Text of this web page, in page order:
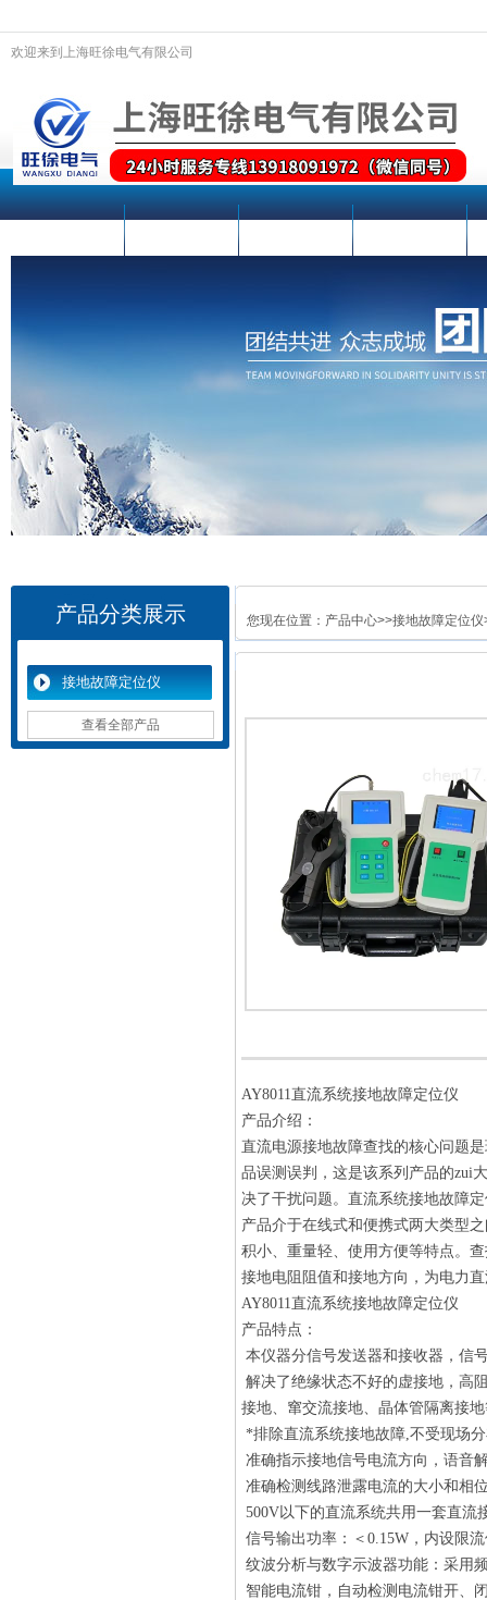
欢迎来到上海旺徐电气有限公司
产品分类展示
接地故障定位仪
查看全部产品
您现在位置： 产品中心>>接地故障定位仪
AY8011直流系统接地故障定位仪
产品介绍：
直流电源接地故障查找的核心问题
品误测误判，这是该系列产品的zui
决了干扰问题。直流系统接地故障
产品介于在线式和便携式两大类型
积小、重量轻、使用方便等特点。
接地电阻阻值和接地方向，为电力
AY8011直流系统接地故障定位仪
产品特点：
本仪器分信号发送器和接收器，信
解决了绝缘状态不好的虚接地，高
接地、窜交流接地、晶体管隔离接
*排除直流系统接地故障,不受现场
准确指示接地信号电流方向，语音
准确检测线路泄露电流的大小和相
500V以下的直流系统共用一套直流
信号输出功率：＜0.15W，内设限
纹波分析与数字示波器功能：采用
智能电流钳，自动检测电流钳开、